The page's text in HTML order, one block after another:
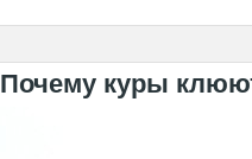
Почему куры